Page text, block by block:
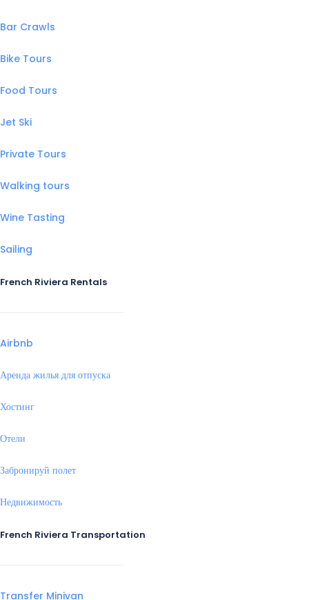
Bar Crawls
Bike Tours
Food Tours
Jet Ski
Private Tours
Walking tours
Wine Tasting
Sailing
French Riviera Rentals
Airbnb
Аренда жилья для отпуска
Хостинг
Отели
Забронируй полет
Недвижимость
French Riviera Transportation
Transfer Minivan